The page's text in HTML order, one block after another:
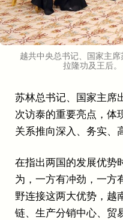
越共中央总书记、国家主
拉隆功及王后。
苏林总书记、国家主席
次访泰的重要亮点，体
关系推向深入、务实、
在指出两国的发展优势
为，一方有冲劲，一方
野连接这两大优势，越
链、生产分销中心、贸